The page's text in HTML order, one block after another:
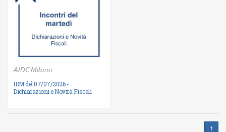
AIDC Milano
IDM del 07/07/2026 -
Dichiarazioni e Novità Fiscali
1